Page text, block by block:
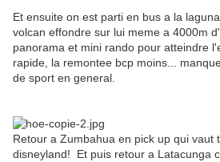
Et ensuite on est parti en bus a la
volcan effondre sur lui meme a 4000m
panorama et mini rando pour atteindre
rapide, la remontee bcp moins...
de sport en general.
Retour a Zumbahua en pick up qui vaut
disneyland! Et puis retour a Latacunga